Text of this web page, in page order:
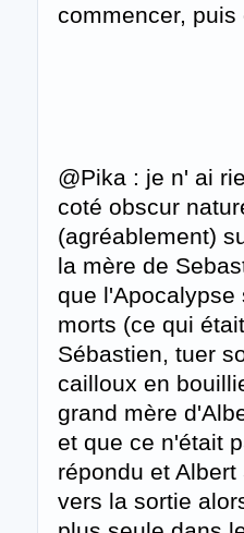
commencer,
@Pika : je n' ai
coté obscur
(agréablement)
la mère de
que l'Apocalypse
morts (ce qui
Sébastien, tuer
cailloux en
grand mère
et que ce n'était
répondu et
vers la sortie